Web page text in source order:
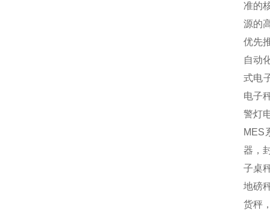
准的
源的
优先
自动
式电
电子
警灯
MES
器，
子桌
地磅
货秤